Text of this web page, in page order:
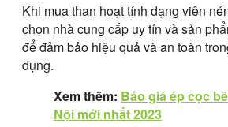
Khi mua than hoạt tính dạng viên
chọn nhà cung cấp uy tín và sản
để đảm bảo hiệu quả và an toàn
dụng.
Xem thêm: Báo giá ép cọc
Nội mới nhất 2023